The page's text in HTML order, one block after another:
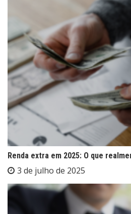
Renda extra em 2025: O que
3 de julho de 2025